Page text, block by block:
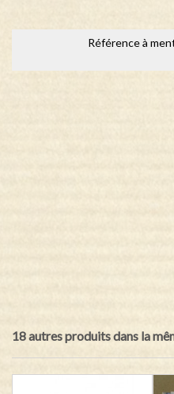
Référence à
18 autres produits dans la